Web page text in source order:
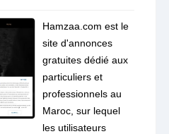
Hamzaa.com est le
site d'annonces
gratuites dédié aux
particuliers et
professionnels au
Maroc, sur lequel
les utilisateurs